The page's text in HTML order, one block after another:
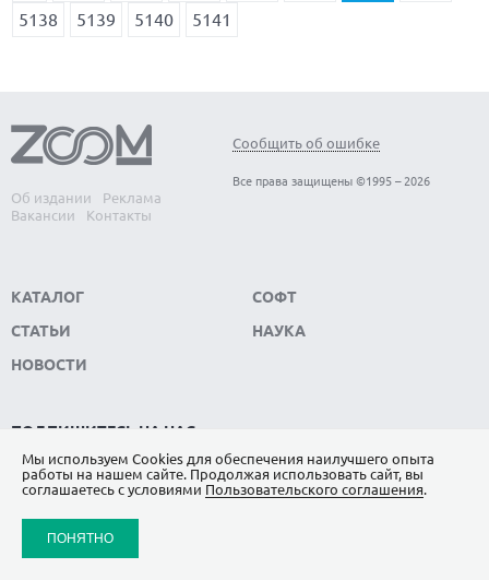
5138
5139 5140 5141
Об издании
Реклама
Вакансии
Контакты
Сообщить об ошибке
Все права защищены ©1995 – 2026
КАТАЛОГ
СТАТЬИ
НОВОСТИ
СОФТ
НАУКА
ПОДПИШИТЕСЬ НА НАС
ЯНДЕКС.ДЗЕН
Мы используем Сookies для обеспечения наилучшего опыта
работы на нашем сайте. Продолжая использовать сайт, вы
соглашаетесь с условиями Пользовательского соглашения.
ПОНЯТНО